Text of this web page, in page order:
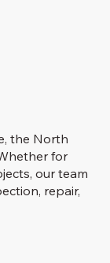
the North
for
our team
repair,